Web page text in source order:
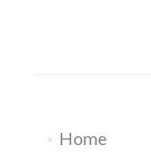
Home